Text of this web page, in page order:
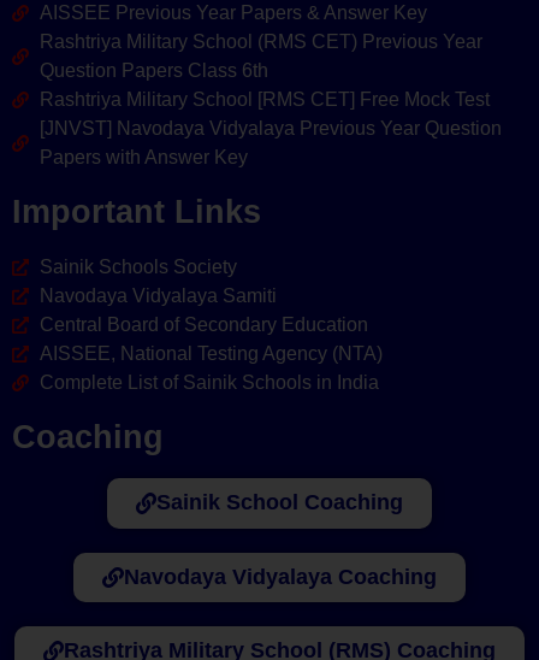
AISSEE Previous Year Papers & Answer Key
Rashtriya Military School (RMS CET) Previous Year
Question Papers Class 6th
Rashtriya Military School [RMS CET] Free Mock Test
[JNVST] Navodaya Vidyalaya Previous Year Question
Papers with Answer Key
Important Links
Sainik Schools Society
Navodaya Vidyalaya Samiti
Central Board of Secondary Education
AISSEE, National Testing Agency (NTA)
Complete List of Sainik Schools in India
Coaching
Sainik School Coaching
Navodaya Vidyalaya Coaching
Rashtriya Military School (RMS) Coaching